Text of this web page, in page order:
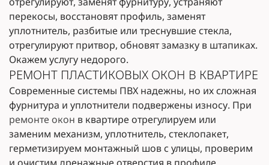
перекосы, восстановят профиль, заменят
уплотнитель, разбитые или треснувшие стекла,
отрегулируют притвор, обновят замазку в штапиках.
Окажем услугу недорого.
РЕМОНТ ПЛАСТИКОВЫХ ОКОН В КВАРТИРЕ
Современные системы ПВХ надежны, но их сложная
фурнитура и уплотнители подвержены износу. При
ремонте окон в квартире отрегулируем или
заменим механизм, уплотнитель, стеклопакет,
герметизируем монтажный шов с улицы, проверим